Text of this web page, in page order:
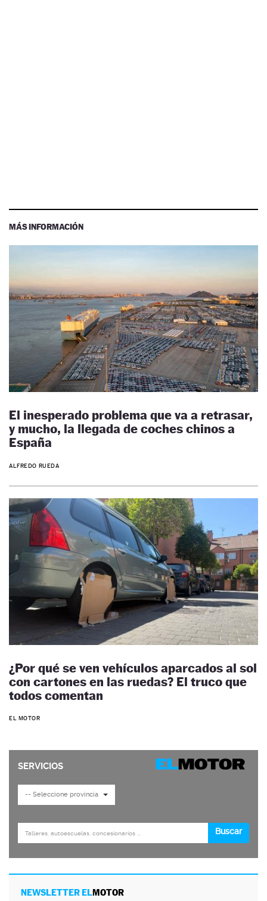
MÁS INFORMACIÓN
El inesperado problema que va a retrasar,
y mucho, la llegada de coches chinos a
España
ALFREDO RUEDA
¿Por qué se ven vehículos aparcados al sol
con cartones en las ruedas? El truco que
todos comentan
EL MOTOR
NEWSLETTER ELMOTOR